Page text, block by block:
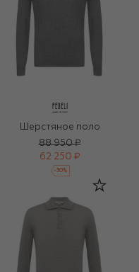
Шерстяное поло
88 950 ₽
62 250 ₽
-30%